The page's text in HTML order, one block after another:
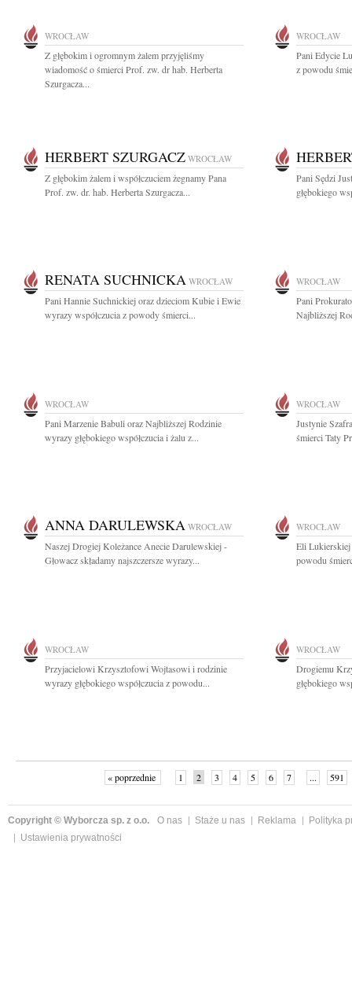
WROCŁAW
Z głębokim i ogromnym żalem przyjęliśmy
wiadomość o śmierci Prof. zw. dr hab. Herberta
Szurgacza...
WROCŁAW
Pani Edycie
z powodu
HERBERT SZURGACZ WROCŁAW
Z głębokim żalem i współczuciem żegnamy Pana
Prof. zw. dr. hab. Herberta Szurgacza...
Pani Sędzi
głębokiego
RENATA SUCHNICKA WROCŁAW
Pani Hannie Suchnickiej oraz dzieciom Kubie i Ewie
wyrazy współczucia z powody śmierci...
WROCŁAW
Pani
Najbliższej
WROCŁAW
Pani Marzenie Babuli oraz Najbliższej Rodzinie
wyrazy głębokiego współczucia i żalu z...
WROCŁAW
Justynie
śmierci Taty
ANNA DARULEWSKA WROCŁAW
Naszej Drogiej Koleżance Anecie Darulewskiej -
Głowacz składamy najszczersze wyrazy...
WROCŁAW
Eli Lukierskiej
powodu
WROCŁAW
Przyjacielowi Krzysztofowi Wojtasowi i rodzinie
wyrazy głębokiego współczucia z powodu...
WROCŁAW
Drogiemu
głębokiego
« poprzednie 1 2 3 4 5 6 7 ... 591
Copyright © Wyborcza sp. z o.o. O nas Staże u nas Reklama
Polityka
Ustawienia prywatności